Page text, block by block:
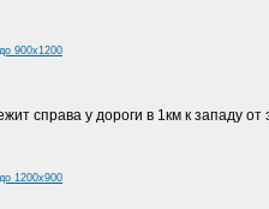
900x1200
справа у дороги в 1км к западу
1200x900